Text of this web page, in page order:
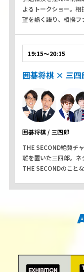
よるトークショー。
望を熱く語り、相撲フ
19:15～20:15
囲碁将棋 × 三四
囲碁将棋 / 三四郎
THE SECOND絶賛チ
離を置いた三四郎。ネ
THE SECONDのこと